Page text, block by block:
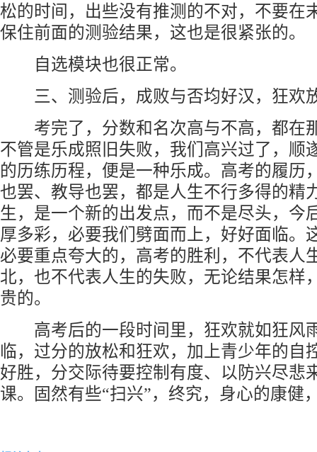
北京新时代模特学校
松的时间，出些没有推测的不对，不要在
保住前面的测验结果，这也是很紧张的。
自选模块也很正常。
三、测验后，成败与否均好汉，狂欢
考完了，分数和名次高与不高，都在
不管是乐成照旧失败，我们高兴过了，顺
的历练历程，便是一种乐成。高考的履历
也罢、教导也罢，都是人生不行多得的精
生，是一个新的出发点，而不是尽头，今
厚多彩，必要我们劈面而上，好好面临。
必要重点夸大的，高考的胜利，不代表人
北，也不代表人生的失败，无论结果怎样
贵的。
高考后的一段时间里，狂欢就如狂风
临，过分的放松和狂欢，加上青少年的自
好胜，分交际待要控制有度、以防兴尽悲
课。固然有些“扫兴”，终究，身心的康健